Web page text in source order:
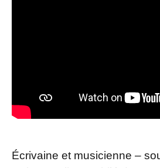
Écrivaine et musicienne –